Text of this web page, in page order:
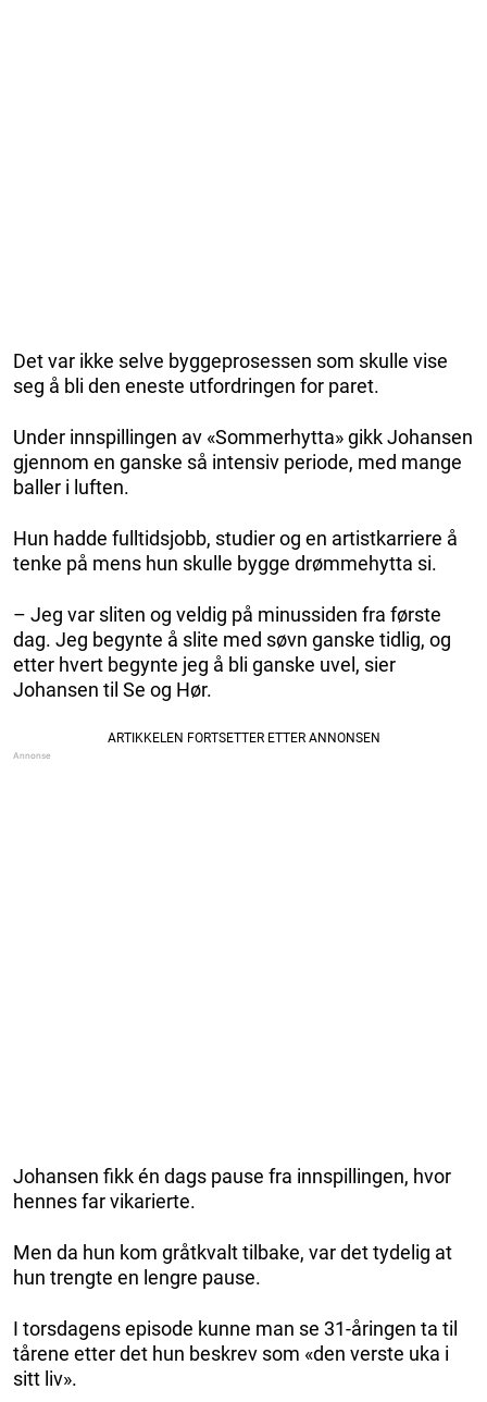
Det var ikke selve byggeprosessen som skulle vise
seg å bli den eneste utfordringen for paret.
Under innspillingen av «Sommerhytta» gikk Johansen
gjennom en ganske så intensiv periode, med mange
baller i luften.
Hun hadde fulltidsjobb, studier og en artistkarriere å
tenke på mens hun skulle bygge drømmehytta si.
– Jeg var sliten og veldig på minussiden fra første
dag. Jeg begynte å slite med søvn ganske tidlig, og
etter hvert begynte jeg å bli ganske uvel, sier
Johansen til Se og Hør.
Johansen fikk én dags pause fra innspillingen, hvor
hennes far vikarierte.
Men da hun kom gråtkvalt tilbake, var det tydelig at
hun trengte en lengre pause.
I torsdagens episode kunne man se 31-åringen ta til
tårene etter det hun beskrev som «den verste uka i
sitt liv».